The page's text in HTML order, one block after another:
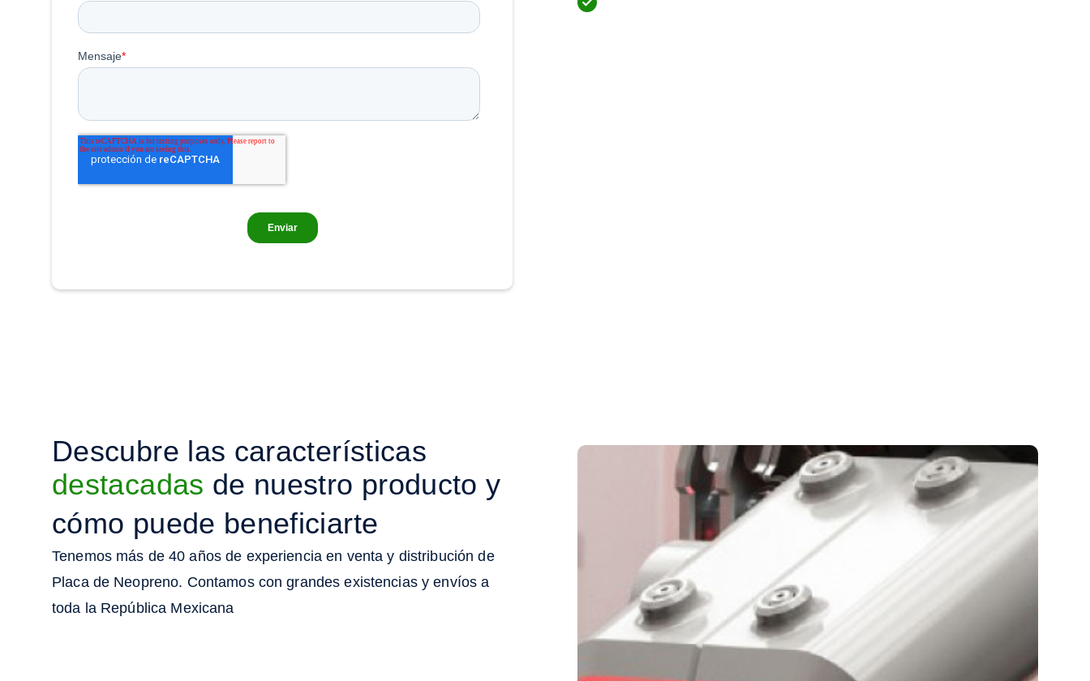
Descubre las características
destacadas de nuestro producto y
cómo puede beneficiarte
Tenemos más de 40 años de experiencia en venta y distribución de
Placa de Neopreno. Contamos con grandes existencias y envíos a
toda la República Mexicana